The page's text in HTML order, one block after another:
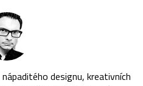
designu, kreativních